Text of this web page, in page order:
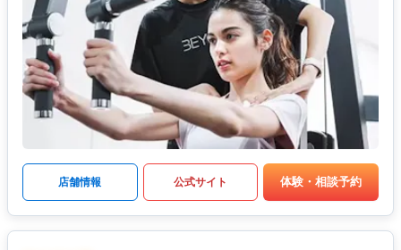
店舗情報 公式サイト 体験・相談予約